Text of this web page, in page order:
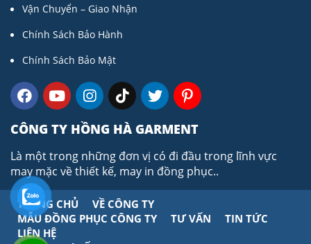
Vận Chuyển – Giao Nhận
Chính Sách Bảo Hành
Chính Sách Bảo Mật
CÔNG TY HỒNG HÀ GARMENT
Là một trong những đơn vị có đi đầu trong lĩnh vực
may mặc về thiết kế, may in đồng phục..
TRANG CHỦ
VỀ CÔNG TY
MẪU ĐỒNG PHỤC CÔNG TY
TƯ VẤN
TIN TỨC
LIÊN HỆ